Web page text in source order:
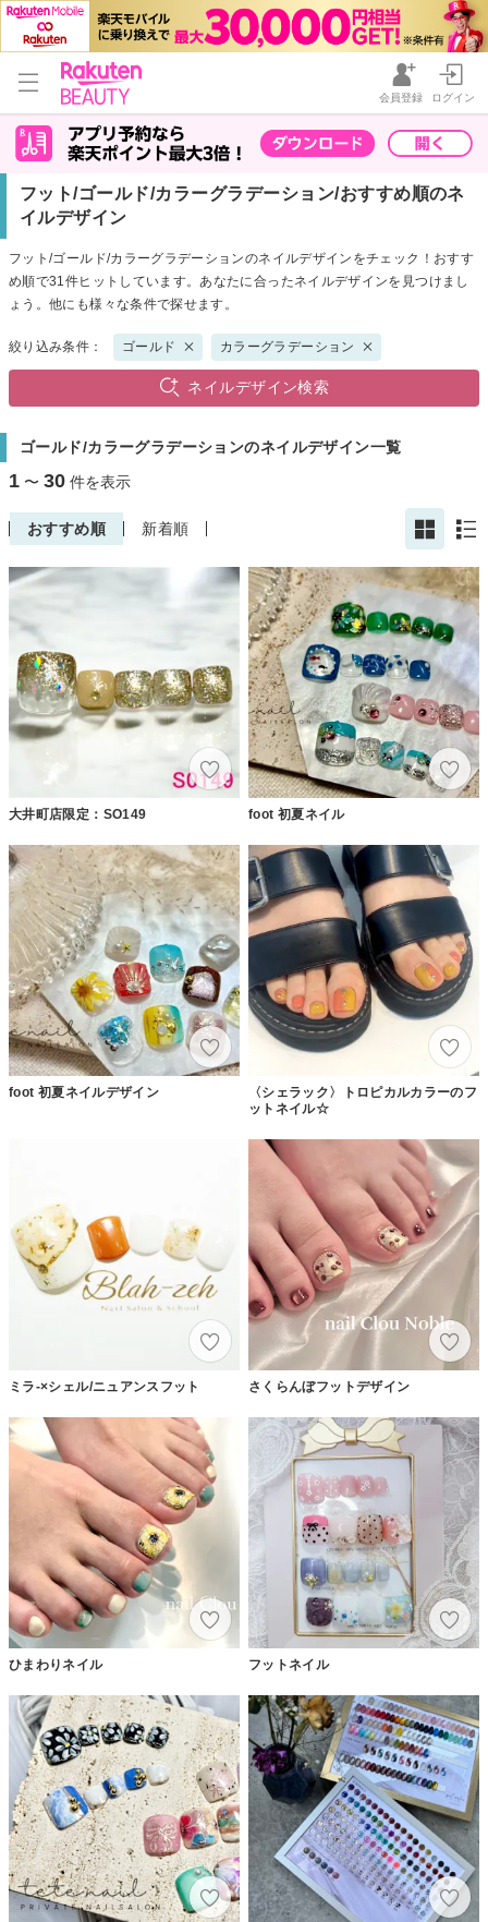
会員登録 ログイン
フット/ゴールド/カラーグラデーション/おすすめ順のネ
イルデザイン
フット/ゴールド/カラーグラデーションのネイルデザインをチェック！おすす
め順で31件ヒットしています。あなたに合ったネイルデザインを見つけまし
ょう。他にも様々な条件で探せます。
絞り込み条件： ゴールド カラーグラデーション
ネイルデザイン検索
ゴールド/カラーグラデーションのネイルデザイン一覧
1 〜 30 件を表示
おすすめ順 新着順
大井町店限定：SO149 foot 初夏ネイル
foot 初夏ネイルデザイン
〈シェラック〉トロピカルカラーのフ
ットネイル☆
ミラ-×シェル/ニュアンスフット さくらんぼフットデザイン
ひまわりネイル フットネイル